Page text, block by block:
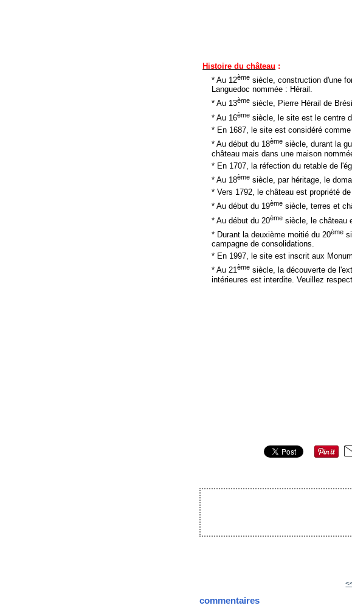
Histoire du château :
* Au 12ème siècle, construction d'une
Languedoc nommée : Hérail.
* Au 13ème siècle, Pierre Hérail de
* Au 16ème siècle, le site est le centre
* En 1687, le site est considéré
* Au début du 18ème siècle, durant la
château mais dans une maison
* En 1707, la réfection du retable de
* Au 18ème siècle, par héritage, le
* Vers 1792, le château est propriété
* Au début du 19ème siècle, terres et
* Au début du 20ème siècle, le château
* Durant la deuxième moitié du 20ème
campagne de consolidations.
* En 1997, le site est inscrit aux
* Au 21ème siècle, la découverte de
intérieures est interdite. Veuillez
commentaires